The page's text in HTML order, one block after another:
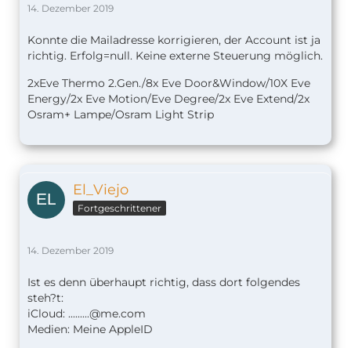
14. Dezember 2019
Konnte die Mailadresse korrigieren, der Account ist ja
richtig. Erfolg=null. Keine externe Steuerung möglich.
2xEve Thermo 2.Gen./8x Eve Door&Window/10X Eve
Energy/2x Eve Motion/Eve Degree/2x Eve Extend/2x
Osram+ Lampe/Osram Light Strip
El_Viejo
Fortgeschrittener
14. Dezember 2019
Ist es denn überhaupt richtig, dass dort folgendes
steh?t:
iCloud: .........@me.com
Medien: Meine AppleID